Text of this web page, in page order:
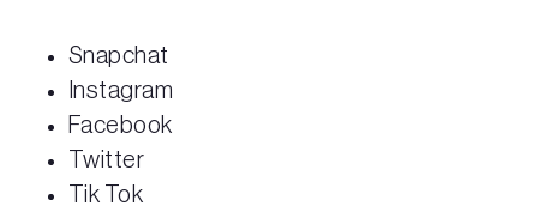
Snapchat
Instagram
Facebook
Twitter
Tik Tok